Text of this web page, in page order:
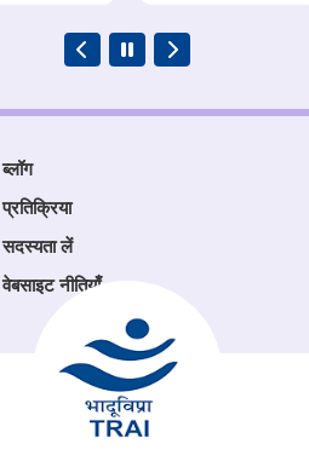
ब्लॉग
प्रतिक्रिया
सदस्यता लें
वेबसाइट नीतियाँ